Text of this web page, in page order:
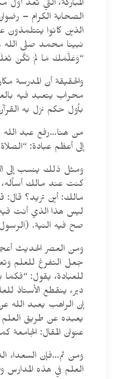
المباركة، التي تعد أول
الصحابة الكرام –
الذين كانوا يتتلمذون
نبينا محمد صلى الله
“وَعَلَّمَكَ مَا لَمْ تَكُنْ تَعْلَمُ”
والحقيقة أن المدرسة
محراب يتعبد فيه
بأول حكم نزل به القرآن
من هنا…رفع عبد
إلى أعظم عبادة:
ومثل ذلك ينسب إلى
كنت عند مالك
مالك: أين تريد؟ قال:
ليس هذا الذي أنت
صح فيه النية. (الرسول
ومن العصر الحديث
جعل التفرغ للعلم
للعبادة، يقول: “فكما
دير، ينقطع الأستاذ
إن الراهب يعبد الله
عنوان المقال: الجامعة
ومن ثم…فإن السعداء
العلم في هذه المدارس